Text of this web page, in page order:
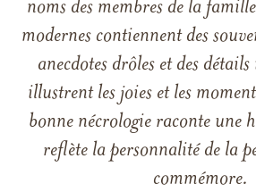
noms des membres de la
modernes contiennent des
anecdotes drôles et des
illustrent les joies et les
bonne nécrologie raconte une
reflète la personnalité de la
commémore.